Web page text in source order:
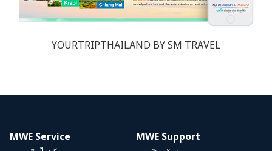
YOURTRIPTHAILAND BY SM TRAVEL
MWE Service MWE Support